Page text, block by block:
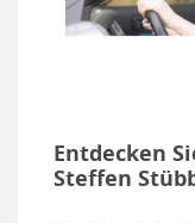
Entdecken
Steffen